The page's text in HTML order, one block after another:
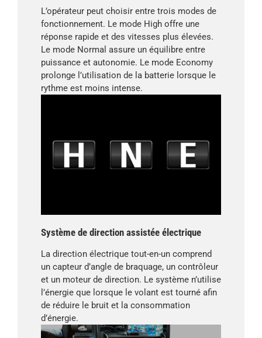
L’opérateur peut choisir entre trois modes de
fonctionnement. Le mode High offre une
réponse rapide et des vitesses plus élevées.
Le mode Normal assure un équilibre entre
puissance et autonomie. Le mode Economy
prolonge l’utilisation de la batterie lorsque le
rythme est moins intense.
Système de direction assistée électrique
La direction électrique tout-en-un comprend
un capteur d’angle de braquage, un contrôleur
et un moteur de direction. Le système n’utilise
l’énergie que lorsque le volant est tourné afin
de réduire le bruit et la consommation
d’énergie.